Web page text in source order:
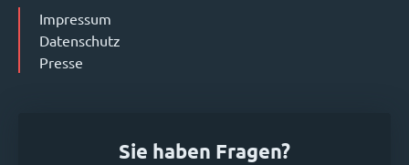
Impressum
Datenschutz
Presse
Sie haben Fragen?